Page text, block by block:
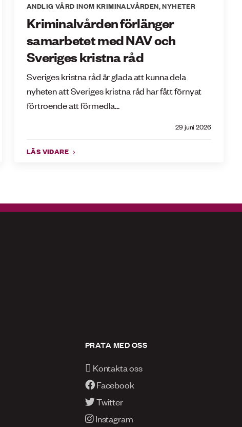
ANDLIG VÅRD INOM KRIMINALVÅRDEN,NYHETER
Kriminalvården förlänger
samarbetet med NAV och
Sveriges kristna råd
29 juni 2026
Sveriges kristna råd är glada att kunna dela
nyheten att Sveriges kristna råd har fått förnyat
förtroende att förmedla...
LÄS VIDARE
PRATA MED OSS
Kontakta oss
Facebook
Twitter
Instagram